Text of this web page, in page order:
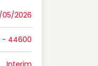
05/2026
- 44600
Interim